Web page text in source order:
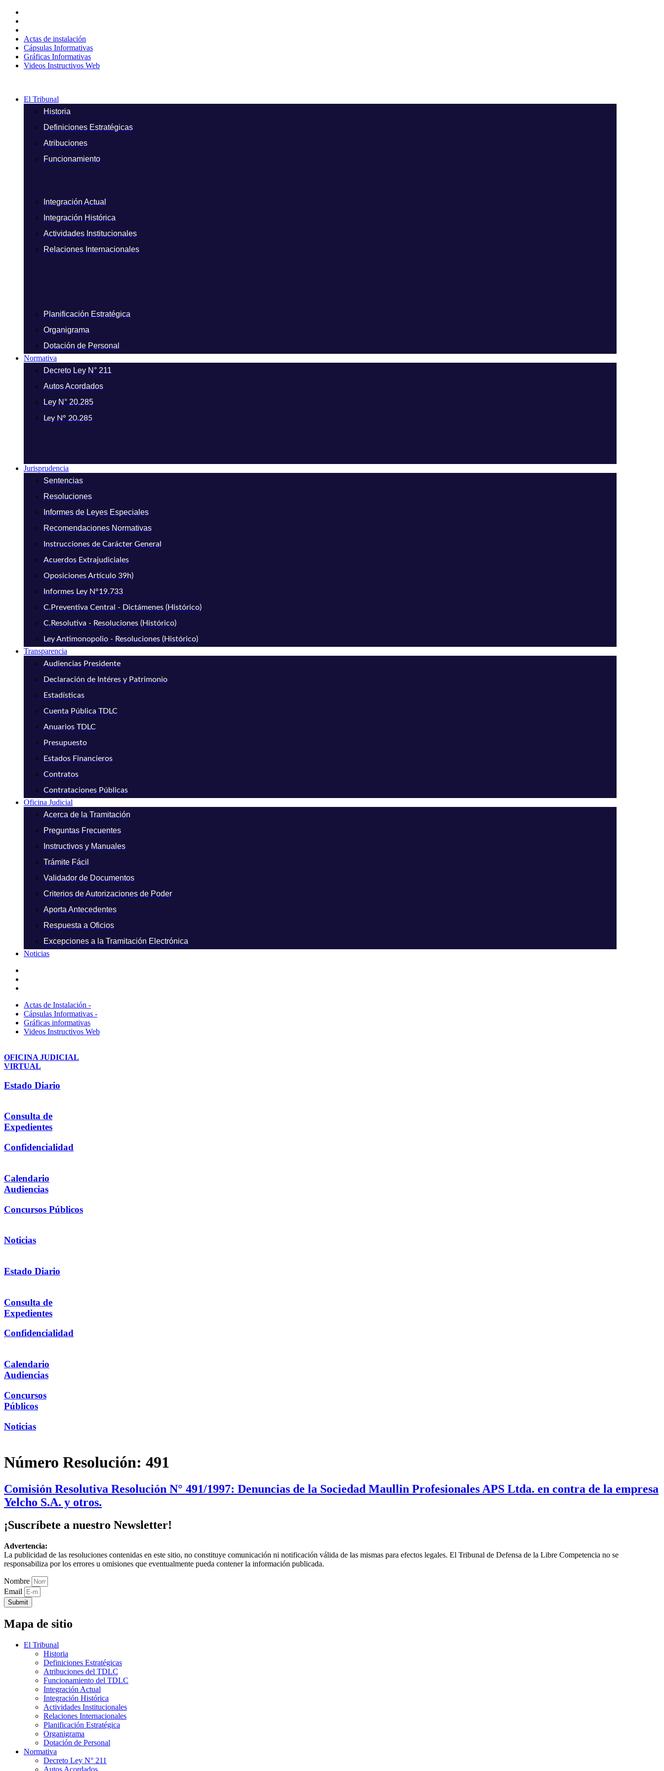
contenido
Actas de instalación
Cápsulas Informativas
Gráficas Informativas
Videos Instructivos Web
El Tribunal
Historia
Definiciones Estratégicas
Atribuciones
Funcionamiento
Integración Actual
Integración Histórica
Actividades Institucionales
Relaciones Internacionales
Planificación Estratégica
Organigrama
Dotación de Personal
Normativa
Decreto Ley N° 211
Autos Acordados
Ley N° 20.285
Ley N° 20.285
Jurisprudencia
Sentencias
Resoluciones
Informes de Leyes Especiales
Recomendaciones Normativas
Instrucciones de Carácter General
Acuerdos Extrajudiciales
Oposiciones Artículo 39h)
Informes Ley N°19.733
C.Preventiva Central - Dictámenes (Histórico)
C.Resolutiva - Resoluciones (Histórico)
Ley Antimonopolio - Resoluciones (Histórico)
Transparencia
Audiencias Presidente
Declaración de Intéres y Patrimonio
Estadísticas
Cuenta Pública TDLC
Anuarios TDLC
Presupuesto
Estados Financieros
Contratos
Contrataciones Públicas
Oficina Judicial
Acerca de la Tramitación
Preguntas Frecuentes
Instructivos y Manuales
Trámite Fácil
Validador de Documentos
Criterios de Autorizaciones de Poder
Aporta Antecedentes
Respuesta a Oficios
Excepciones a la Tramitación Electrónica
Noticias
Actas de Instalación -
Cápsulas Informativas -
Gráficas informativas
Videos Instructivos Web
OFICINA JUDICIAL
VIRTUAL
Estado Diario
Consulta de
Expedientes
Confidencialidad
Calendario
Audiencias
Concursos Públicos
Noticias
Estado Diario
Consulta de
Expedientes
Confidencialidad
Calendario
Audiencias
Concursos
Públicos
Noticias
Número Resolución: 491
Comisión Resolutiva Resolución N° 491/1997: Denuncias de la Sociedad Maullin Profesionales APS Ltda. en contra de la empresa
Yelcho S.A. y otros.
¡Suscríbete a nuestro Newsletter!
Advertencia:
La publicidad de las resoluciones contenidas en este sitio, no constituye comunicación ni notificación válida de las mismas para efectos legales. El Tribunal de Defensa de la Libre Competencia no se
responsabiliza por los errores u omisiones que eventualmente pueda contener la información publicada.
Nombre
Email
Submit
Mapa de sitio
El Tribunal
Historia
Definiciones Estratégicas
Atribuciones del TDLC
Funcionamiento del TDLC
Integración Actual
Integración Histórica
Actividades Institucionales
Relaciones Internacionales
Planificación Estratégica
Organigrama
Dotación de Personal
Normativa
Decreto Ley N° 211